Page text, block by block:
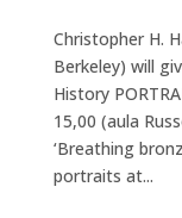
Christopher H.
Berkeley) will
History
15,00 (aula
‘Breathing
portraits at...